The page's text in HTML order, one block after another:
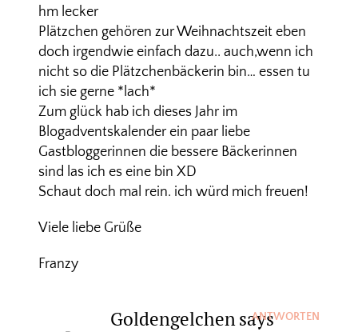
hm lecker
Plätzchen gehören zur Weihnachtszeit eben
doch irgendwie einfach dazu.. auch,wenn ich
nicht so die Plätzchenbäckerin bin… essen tu
ich sie gerne *lach*
Zum glück hab ich dieses Jahr im
Blogadventskalender ein paar liebe
Gastbloggerinnen die bessere Bäckerinnen
sind las ich es eine bin XD
Schaut doch mal rein. ich würd mich freuen!
Viele liebe Grüße
Franzy
Goldengelchensays
ANTWORTEN